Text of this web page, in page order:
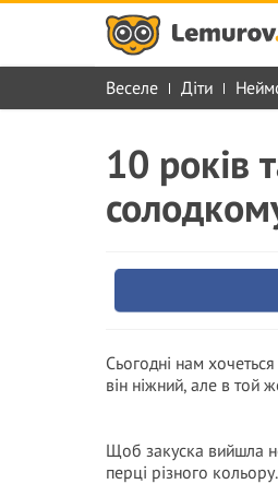
Веселе Діти
10 років
Сьогодні нам
він ніжний, але в той
Щоб закуска вийшла
перці різного кольору.